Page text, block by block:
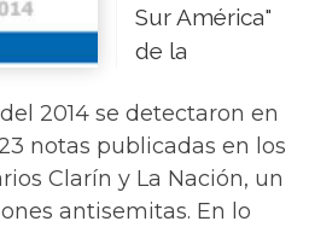
2014 se detectaron en
notas publicadas en los
Clarín y La Nación, un
antisemitas. En lo
Sur América"
de la